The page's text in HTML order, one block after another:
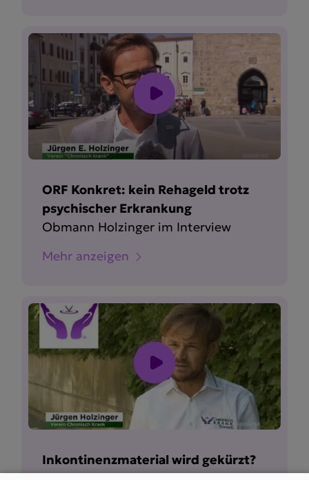
ORF Konkret: kein Rehageld trotz
psychischer Erkrankung
Obmann Holzinger im Interview
Mehr anzeigen
Inkontinenzmaterial wird gekürzt?